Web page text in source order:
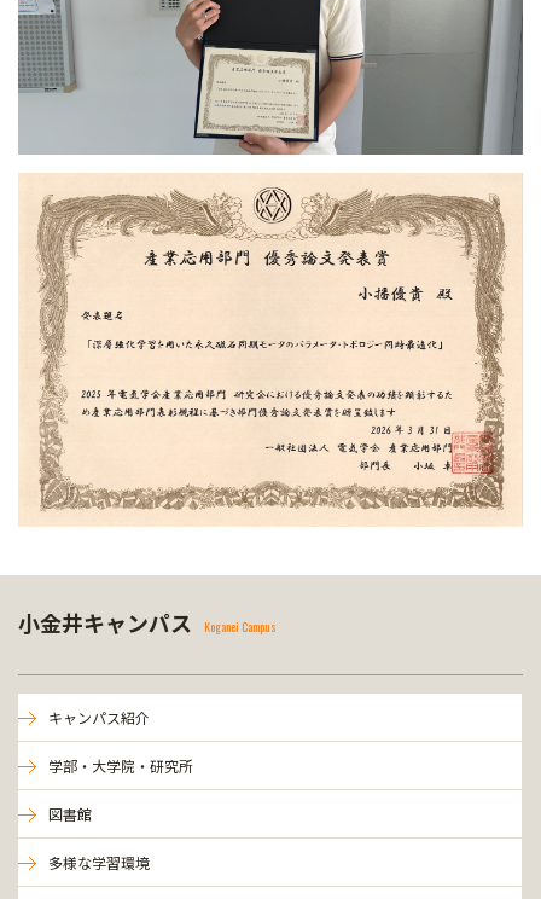
小金井キャンパス Koganei Campus
キャンパス紹介
学部・大学院・研究所
図書館
多様な学習環境